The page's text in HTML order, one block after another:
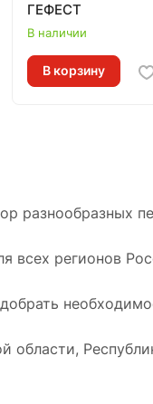
ГЕФЕСТ
В наличии
В корзину
разнообразных
всех регионов
области,